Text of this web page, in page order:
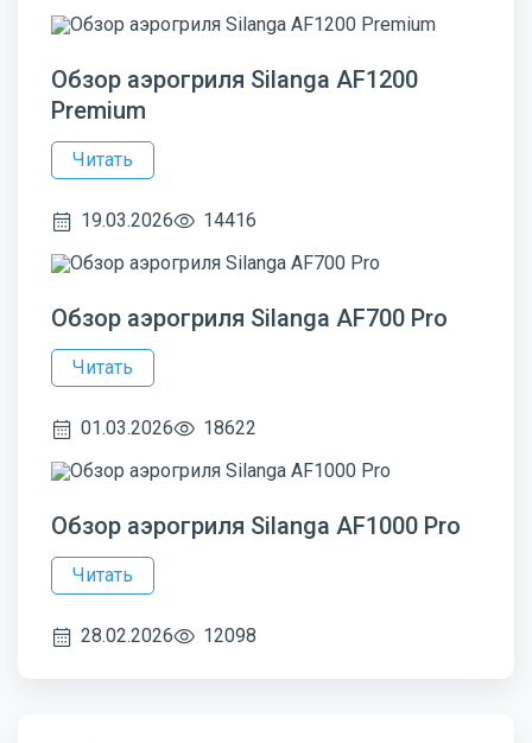
Обзор аэрогриля Silanga AF1200
Premium
Читать
19.03.2026 14416
Обзор аэрогриля Silanga AF700 Pro
Читать
01.03.2026 18622
Обзор аэрогриля Silanga AF1000 Pro
Читать
28.02.2026 12098